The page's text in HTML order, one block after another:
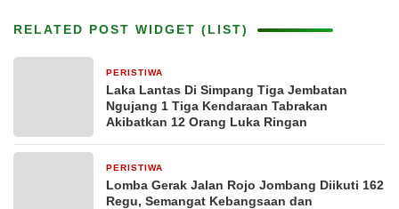
RELATED POST WIDGET (LIST)
PERISTIWA
Laka Lantas Di Simpang Tiga Jembatan
Ngujang 1 Tiga Kendaraan Tabrakan
Akibatkan 12 Orang Luka Ringan
PERISTIWA
Lomba Gerak Jalan Rojo Jombang Diikuti 162
Regu, Semangat Kebangsaan dan